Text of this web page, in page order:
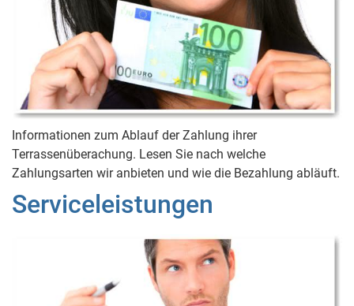
Informationen zum Ablauf der Zahlung ihrer
Terrassenüberachung. Lesen Sie nach welche
Zahlungsarten wir anbieten und wie die Bezahlung abläuft.
Serviceleistungen